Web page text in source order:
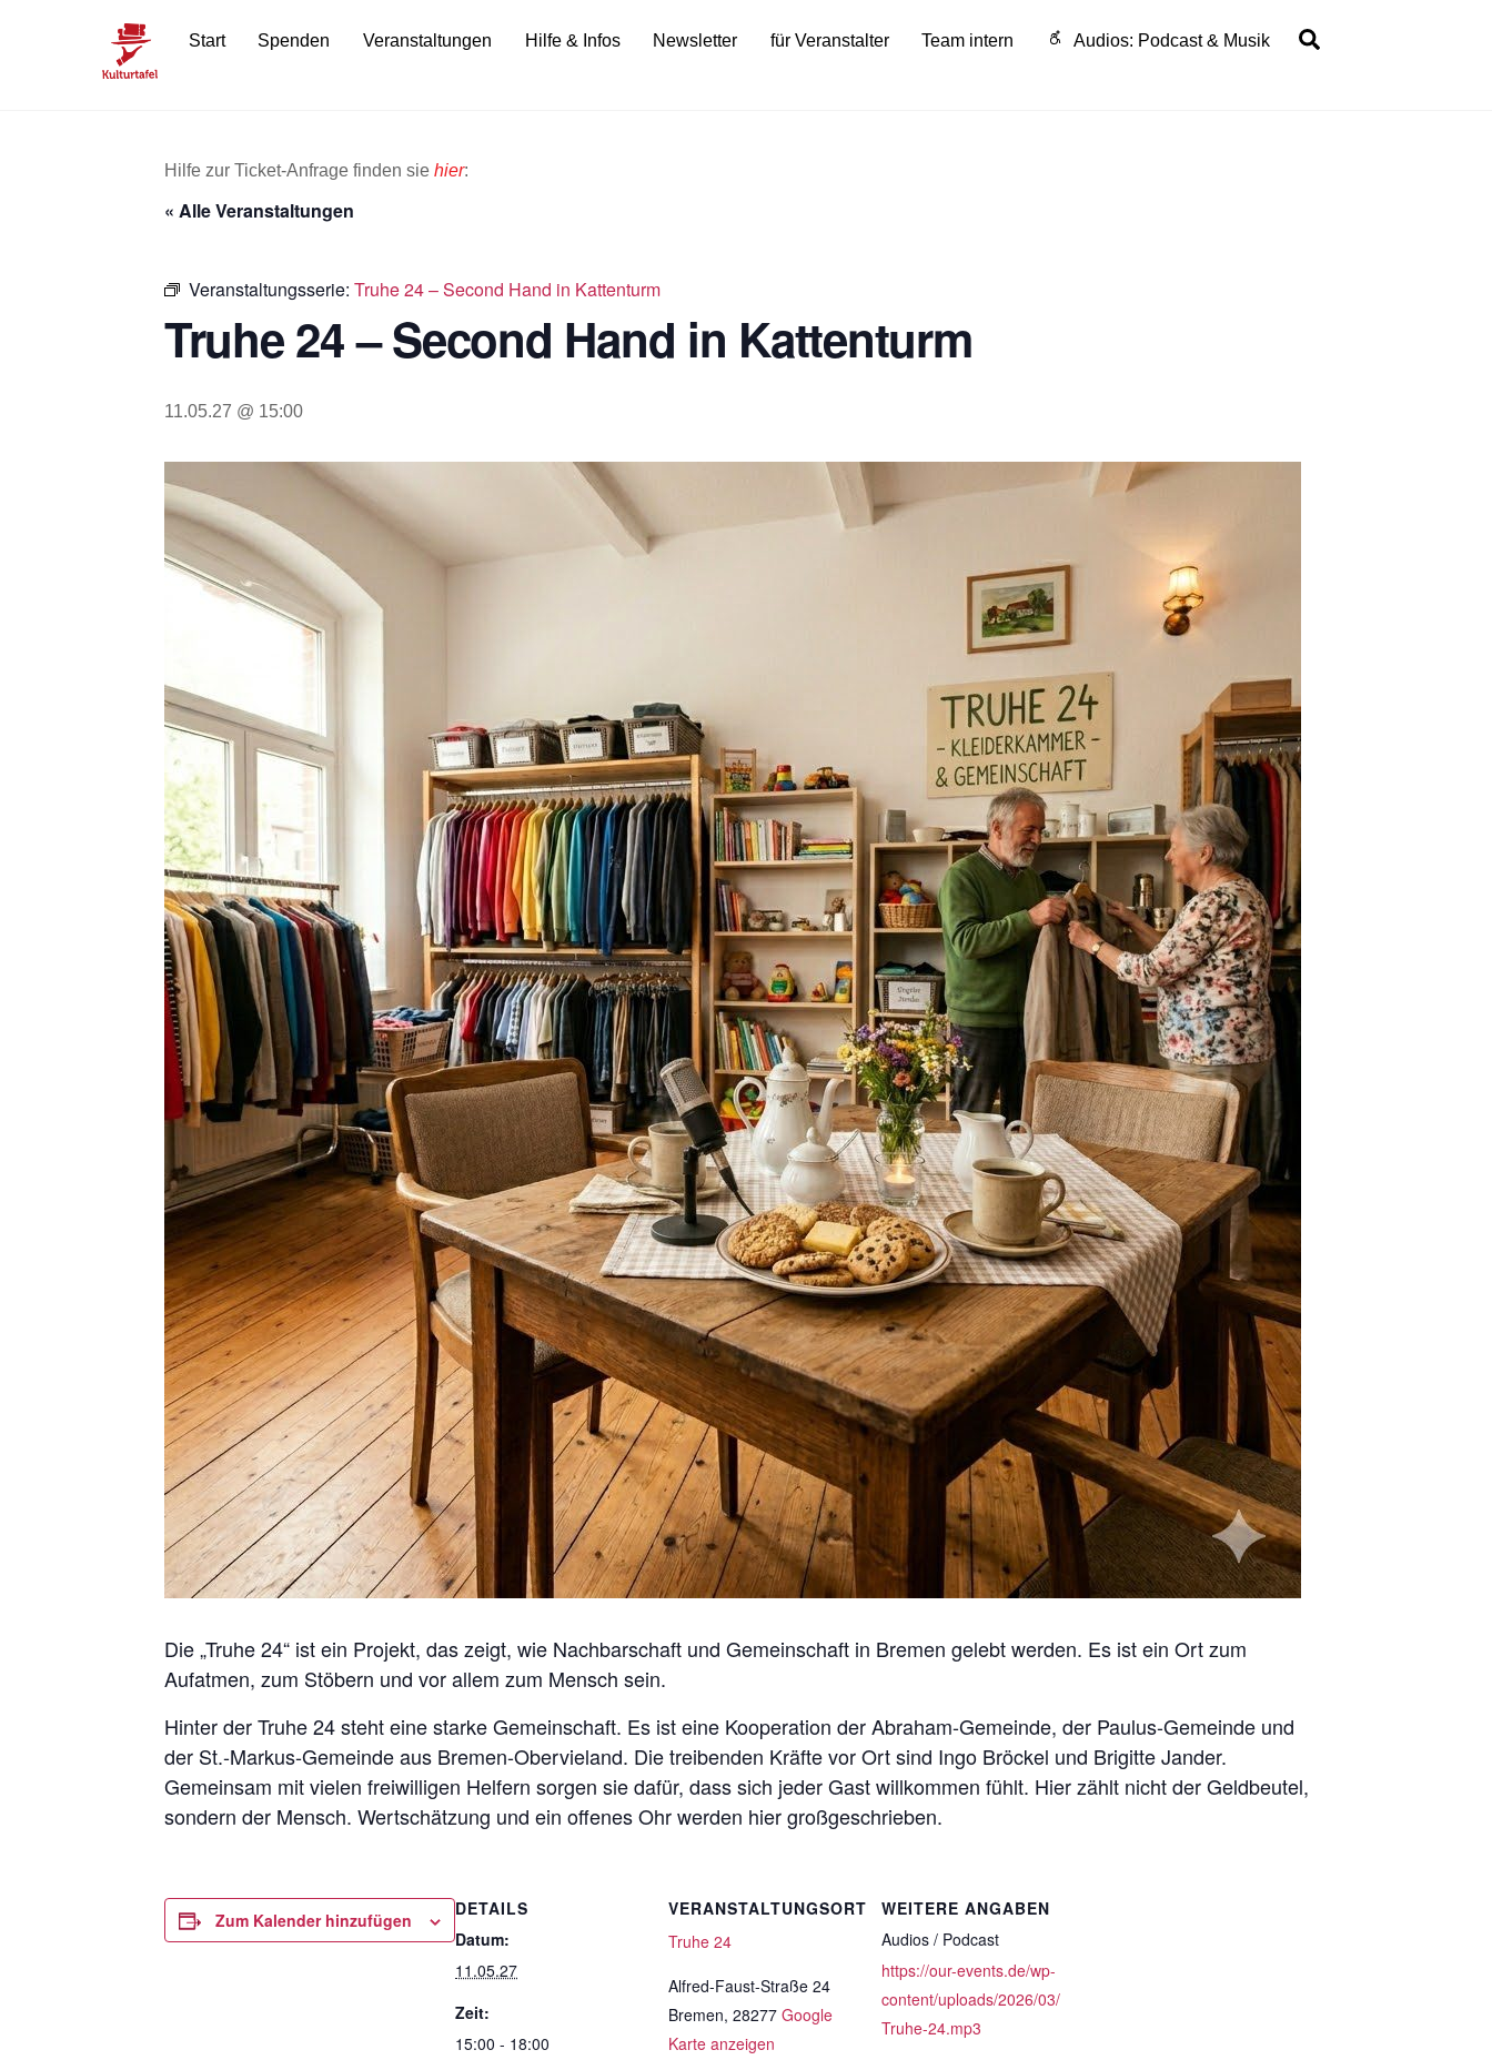
Start Spenden Veranstaltungen Hilfe & Infos Newsletter für Veranstalter Team intern Audios: Podcast & Musik
Hilfe zur Ticket-Anfrage finden sie hier:
« Alle Veranstaltungen
Veranstaltungsserie: Truhe 24 – Second Hand in Kattenturm
Truhe 24 – Second Hand in Kattenturm
11.05.27 @ 15:00
Die „Truhe 24“ ist ein Projekt, das zeigt, wie Nachbarschaft und Gemeinschaft in Bremen gelebt werden. Es ist ein Ort zum
Aufatmen, zum Stöbern und vor allem zum Mensch sein.
Hinter der Truhe 24 steht eine starke Gemeinschaft. Es ist eine Kooperation der Abraham-Gemeinde, der Paulus-Gemeinde und
der St.-Markus-Gemeinde aus Bremen-Obervieland. Die treibenden Kräfte vor Ort sind Ingo Bröckel und Brigitte Jander.
Gemeinsam mit vielen freiwilligen Helfern sorgen sie dafür, dass sich jeder Gast willkommen fühlt. Hier zählt nicht der Geldbeutel,
sondern der Mensch. Wertschätzung und ein offenes Ohr werden hier großgeschrieben.
Zum Kalender hinzufügen
DETAILS
Datum:
11.05.27
Zeit:
15:00 - 18:00
VERANSTALTUNGSORT
Truhe 24
Alfred-Faust-Straße 24
Bremen, 28277 Google
Karte anzeigen
WEITERE ANGABEN
Audios / Podcast
https://our-events.de/wp-
content/uploads/2026/03/
Truhe-24.mp3